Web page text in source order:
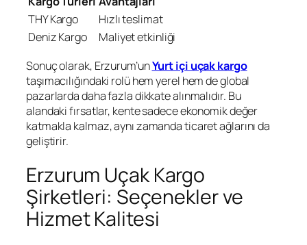
THY Kargo
Hızlı teslimat
Deniz Kargo
Maliyet etkinliği
Sonuç olarak, Erzurum’unYurt içi uçak kargo
taşımacılığındaki rolü hem yerel hem de global
pazarlarda daha fazla dikkate alınmalıdır. Bu
alandaki fırsatlar, kente sadece ekonomik değer
katmakla kalmaz, aynı zamanda ticaret ağlarını da
geliştirir.
Erzurum Uçak Kargo
Şirketleri: Seçenekler ve
Hizmet Kalitesi